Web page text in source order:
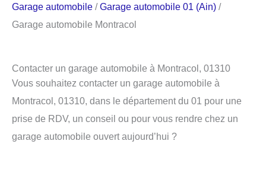
Garage automobile /Garage automobile 01 (Ain) /
Garage automobile Montracol
Contacter un garage automobile à Montracol, 01310
Vous souhaitez contacter un garage automobile à
Montracol, 01310, dans le département du 01 pour une
prise de RDV, un conseil ou pour vous rendre chez un
garage automobile ouvert aujourd’hui ?